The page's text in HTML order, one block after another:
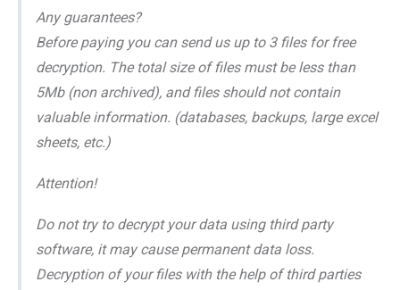
Any guarantees?
Before paying you can send us up to 3 files for free
decryption. The total size of files must be less than
5Mb (non archived), and files should not contain
valuable information. (databases, backups, large excel
sheets, etc.)
Attention!
Do not try to decrypt your data using third party
software, it may cause permanent data loss.
Decryption of your files with the help of third parties